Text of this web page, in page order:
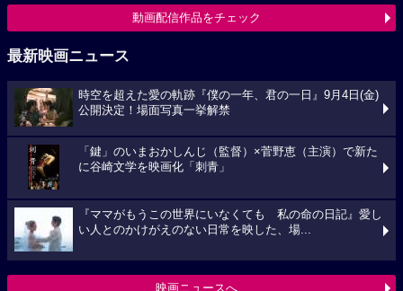
動画配信作品をチェック
最新映画ニュース
時空を超えた愛の軌跡『僕の一年、君の一日』9月4日(金)
公開決定！場面写真一挙解禁
「鍵」のいまおかしんじ（監督）×菅野恵（主演）で新た
に谷崎文学を映画化「刺青」
『ママがもうこの世界にいなくても 私の命の日記』愛し
い人とのかけがえのない日常を映した、場...
映画ニュースへ